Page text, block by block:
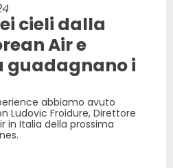
cieli dalla
Air e
guadagnano i
abbiamo avuto
Ludovic Froidure, Direttore
in Italia della prossima